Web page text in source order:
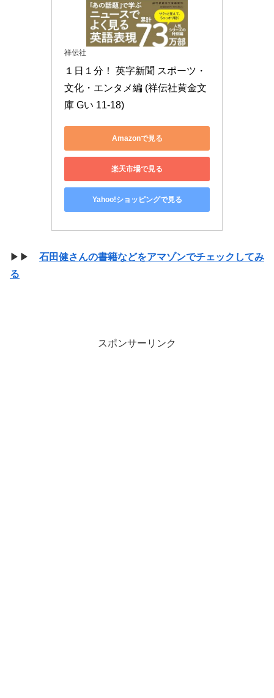
祥伝社
１日１分！ 英字新聞 スポーツ・
文化・エンタメ編 (祥伝社黄金文
庫 Gい 11-18)
Amazonで見る
楽天市場で見る
Yahoo!ショッピングで見る
▶▶ 石田健さんの書籍などをアマゾンでチェックしてみ
る
スポンサーリンク